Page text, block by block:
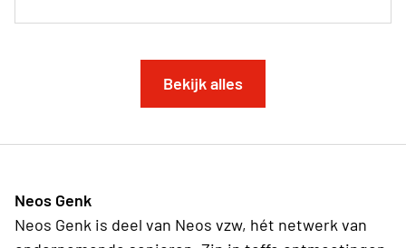
Bekijk alles
Neos Genk
Neos Genk is deel van Neos vzw, hét netwerk van